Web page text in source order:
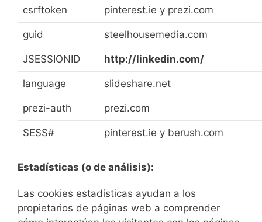
csrftoken pinterest.ie y prezi.com
guid steelhousemedia.com
JSESSIONID http://linkedin.com/
language slideshare.net
prezi-auth prezi.com
SESS# pinterest.ie y berush.com
Estadísticas (o de análisis):
Las cookies estadísticas ayudan a los
propietarios de páginas web a comprender